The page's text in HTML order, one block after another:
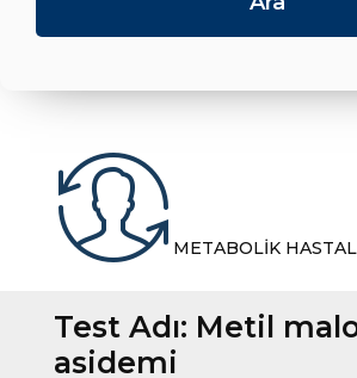
METABOLİK
Test Adı: Metil
asidemi